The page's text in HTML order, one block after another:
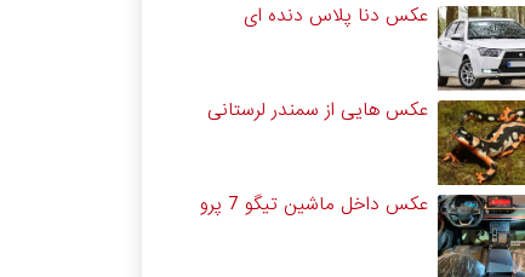
عکس دنا پلاس دنده ای
عکس هایی از سمندر لرستانی
عکس داخل ماشین تیگو 7 پرو